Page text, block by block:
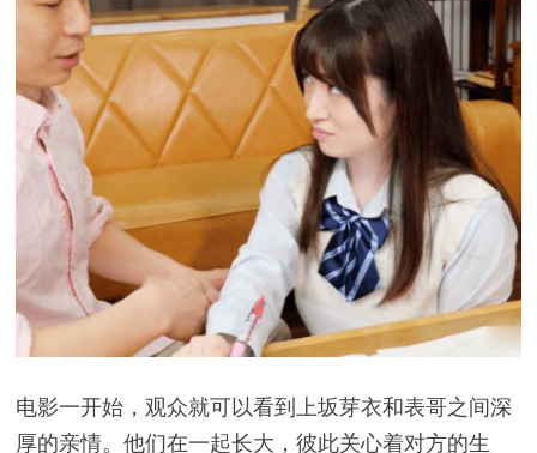
电影一开始，观众就可以看到上坂芽衣和表哥之间深
厚的亲情。他们在一起长大，彼此关心着对方的生